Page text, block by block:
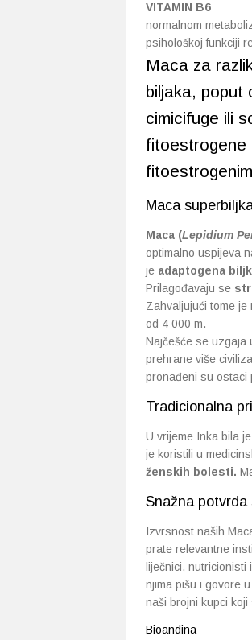
VITAMIN B6
normalnom
psihološkoj funkciji
Maca za
biljaka, poput
cimicifuge ili
fitoestrogene
Maca
Maca (Lepidium
optimalno uspijeva
je adaptogena
Prilagođavaju se
Zahvaljujući tome
od 4 000 m.
Najčešće se uzgaja
prehrane više
pronađeni su ostaci
Tradicionalna
U vrijeme Inka bila
je koristili u
ženskih bolesti.
Snažna potvrda
Izvrsnost naših
prate relevantne
liječnici, nutricionisti
njima pišu i govore
naši brojni kupci
Bioandina